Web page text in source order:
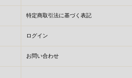
特定商取引法に基づく表記
ログイン
お問い合わせ